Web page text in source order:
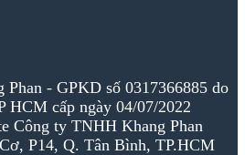
- GPKD số 0317366885 do
HCM cấp ngày 04/07/2022
Công ty TNHH Khang Phan
P14, Q. Tân Bình, TP.HCM